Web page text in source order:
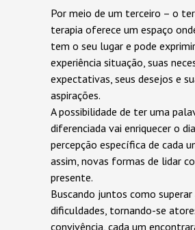
Por meio de um terceiro – o
terapia oferece um espaço
tem o seu lugar e pode
experiência situação, suas
expectativas, seus desejos e
aspirações.
A possibilidade de ter uma
diferenciada vai enriquecer o
percepção específica de cada
assim, novas formas de lidar
presente.
Buscando juntos como superar
dificuldades, tornando-se
convivência, cada um